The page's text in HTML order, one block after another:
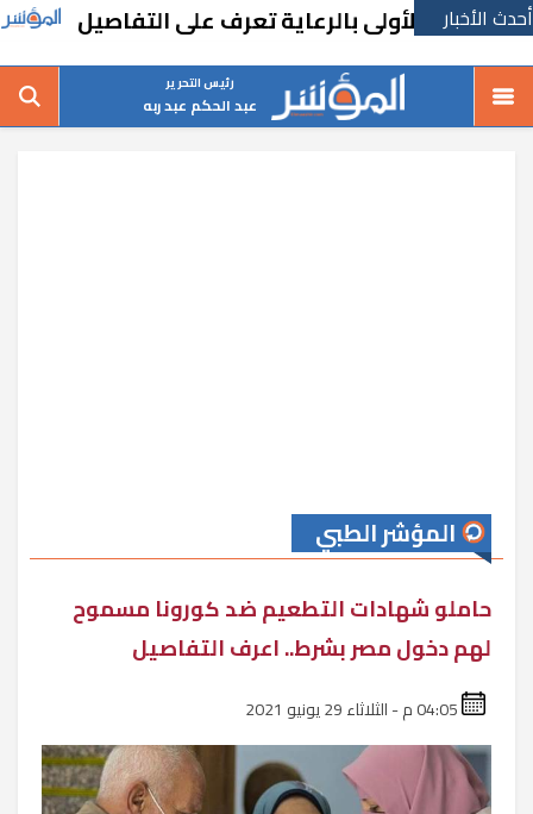
أحدث الأخباربالرعاية تعرف على التفاصيل
رئيس التحرير
عبد الحكم عبد ربه
المؤشر الطبي
حاملو شهادات التطعيم ضد كورونا مسموح
لهم دخول مصر بشرط.. اعرف التفاصيل